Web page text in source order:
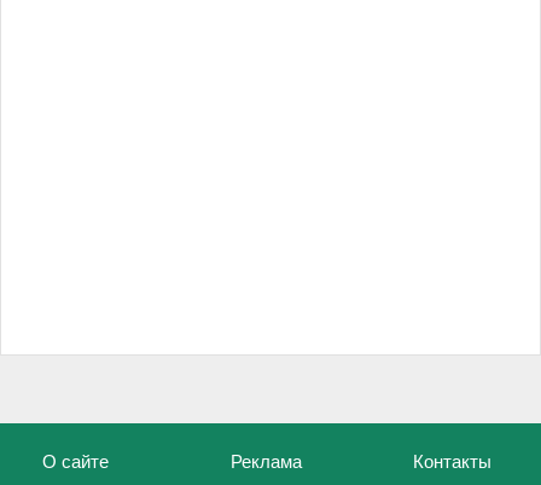
О сайте Реклама Контакты